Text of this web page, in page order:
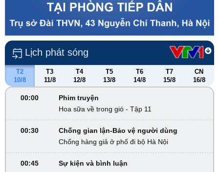
Lịch phát sóng
T2
10/8
T3
11/8
T4
12/8
T5
13/8
T6
14/8
T7
15/8
CN
16/8
00:00
Phim truyện
Hoa sữa về trong gió - Tập 11
00:30
Chống gian lận-Bảo vệ người dùng
Chống hàng giả ở phố đi bộ Hà Nội
00:45 Sự kiện và bình luận